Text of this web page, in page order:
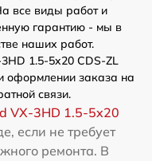
все виды работ и
гарантию - мы в
наших работ.
1.5-5x20 CDS-ZL
оформлении заказа на
связи.
VX-3HD 1.5-5x20
если не требует
ремонта. В